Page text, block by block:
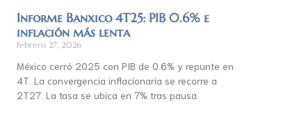
Informe Banxico 4T25: PIB 0.6% e
inflación más lenta
febrero 27, 2026
México cerró 2025 con PIB de 0.6% y repunte en
4T. La convergencia inflacionaria se recorre a
2T27. La tasa se ubica en 7% tras pausa.